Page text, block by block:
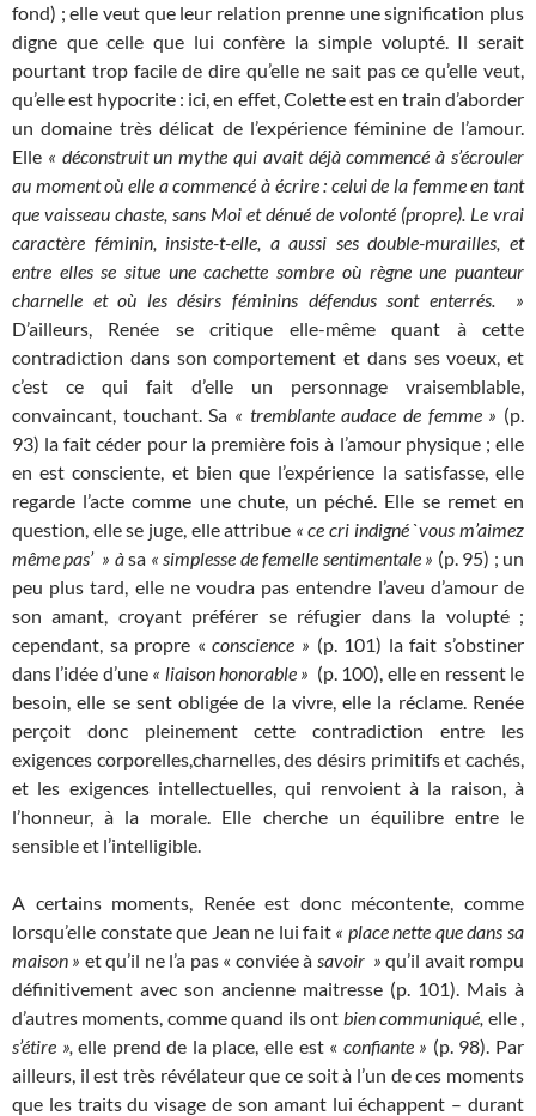
fond) ; elle veut que leur relation prenne une signification plus
digne que celle que lui confère la simple volupté. Il serait
pourtant trop facile de dire qu’elle ne sait pas ce qu’elle veut,
qu’elle est hypocrite : ici, en effet, Colette est en train d’aborder
un domaine très délicat de l’expérience féminine de l’amour.
Elle « déconstruit un mythe qui avait déjà commencé à s’écrouler
au moment où elle a commencé à écrire : celui de la femme en tant
que vaisseau chaste, sans Moi et dénué de volonté (propre). Le vrai
caractère féminin, insiste-t-elle, a aussi ses double-murailles, et
entre elles se situe une cachette sombre où règne une puanteur
charnelle et où lesdésirs féminins défendus sont enterrés. »
D’ailleurs, Renée se critique elle-même quant à cette
contradiction dans son comportement et dans ses voeux, et
c’est ce qui fait d’elle un personnage vraisemblable,
convaincant, touchant. Sa « tremblante audace de femme » (p.
93) la fait céder pour la première fois à l’amour physique ; elle
en est consciente, et bien que l’expérience la satisfasse, elle
regarde l’acte comme une chute, un péché. Elle se remet en
question, elle se juge, elle attribue « ce cri indigné `vous m’aimez
même pas’ » àsa « simplesse de femelle sentimentale » (p. 95) ; un
peu plus tard, elle ne voudra pas entendre l’aveu d’amour de
son amant, croyant préférer se réfugier dans la volupté ;
cependant, sa propre «conscience » (p. 101) la fait s’obstiner
dans l’idée d’une « liaison honorable » (p. 100), elle en ressent le
besoin, elle se sent obligée de la vivre, elle la réclame. Renée
perçoit donc pleinement cette contradiction entre les
exigences corporelles,charnelles, des désirs primitifs et cachés,
et les exigences intellectuelles, qui renvoient à la raison, à
l’honneur, à la morale. Elle cherche un équilibre entre le
sensible et l’intelligible.
A certains moments, Renée est donc mécontente, comme
lorsqu’elle constate que Jean ne lui fait « place nette que dans sa
maison » et qu’il ne l’a pas « conviée à savoir »qu’il avait rompu
définitivement avec son ancienne maitresse (p. 101). Mais à
d’autres moments, comme quand ils ont bien communiqué, elle ,
s’étire »,elle prend de la place, elle est « confiante » (p. 98). Par
ailleurs, il est très révélateur que ce soit à l’un de ces moments
que les traits du visage de son amant lui échappent – durant